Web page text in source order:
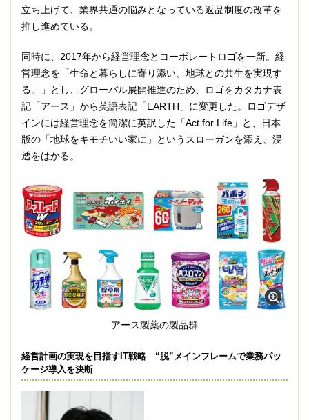
立ち上げて、業界共通の悩みとなっている返品制度の改革を
推し進めている。
同時に、2017年から経営理念とコーポレートロゴを一新。経
営理念を「生命と暮らしに寄り添い、地球との共生を実現す
る。」とし、グローバル展開推進のため、ロゴをカタカナ表
記「アース」から英語表記「EARTH」に変更した。ロゴデザ
インには経営理念を簡潔に英訳した「Act for Life」と、日本
版の「地球をキモチいい家に」というスローガンを添え、浸
透をはかる。
アース製薬の製品群
経営計画の実現を目指すIT戦略 “脱”メインフレームで業務パッ
ケージ導入を決断